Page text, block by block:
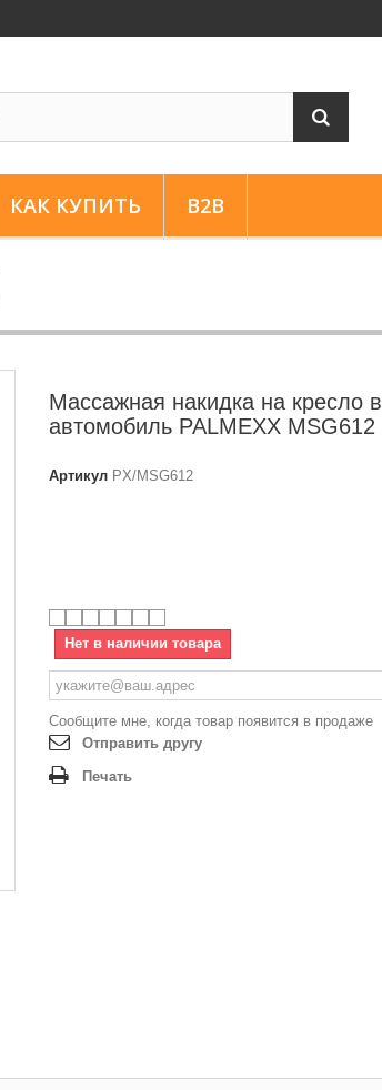
КАК КУПИТЬ B2B
Массажная накидка на кресло в
автомобиль PALMEXX MSG612
Артикул PX/MSG612
Нет в наличии товара
Сообщите мне, когда товар появится в продаже
Отправить другу
Печать